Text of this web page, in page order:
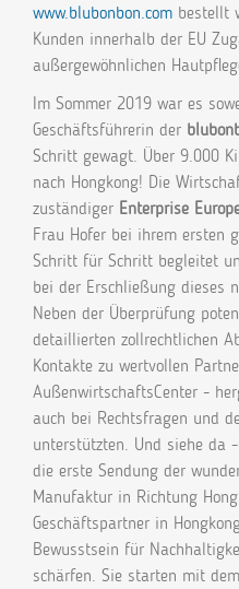
www.blubonbon.com bestellt
Kunden innerhalb der EU
außergewöhnlichen
Im Sommer 2019 war es
Geschäftsführerin der
Schritt gewagt. Über 9.000
nach Hongkong! Die
zuständiger Enterprise
Frau Hofer bei ihrem ersten
Schritt für Schritt begleitet
bei der Erschließung dieses
Neben der Überprüfung
detaillierten zollrechtlichen
Kontakte zu wertvollen
AußenwirtschaftsCenter -
auch bei Rechtsfragen und
unterstützten. Und siehe da
die erste Sendung der
Manufaktur in Richtung
Geschäftspartner in
Bewusstsein für
schärfen. Sie starten mit